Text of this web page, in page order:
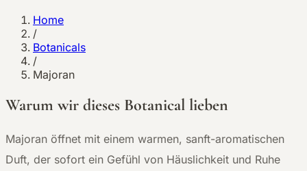
Home
/
Botanicals
/
Majoran
Warum wir dieses Botanical lieben
Majoran öffnet mit einem warmen, sanft-aromatischen
Duft, der sofort ein Gefühl von Häuslichkeit und Ruhe